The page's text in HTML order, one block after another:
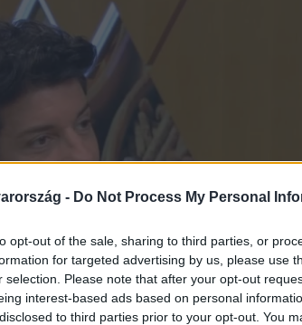
- Do Not Process My Personal
opt-out of the sale, sharing to third parties, or
for targeted advertising by us, please use
selection. Please note that after your opt-out
interest-based ads based on personal
to third parties prior to your opt-out. You